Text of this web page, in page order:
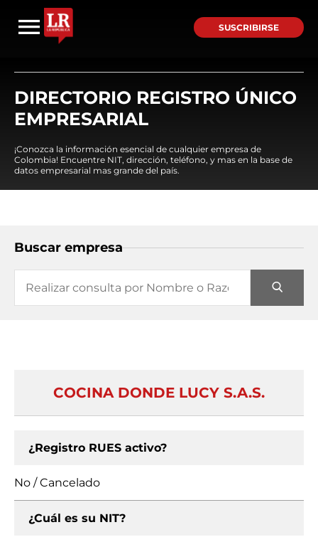
SUSCRIBIRSE
DIRECTORIO REGISTRO ÚNICO
EMPRESARIAL
¡Conozca la información esencial de cualquier empresa de
Colombia! Encuentre NIT, dirección, teléfono, y mas en la base de
datos empresarial mas grande del país.
Buscar empresa
COCINA DONDE LUCY S.A.S.
¿Registro RUES activo?
No / Cancelado
¿Cuál es su NIT?